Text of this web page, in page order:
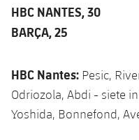
HBC NANTES, 30
BARÇA, 25
HBC Nantes: Pesic,
Odriozola, Abdi - siete
Yoshida, Bonnefond,